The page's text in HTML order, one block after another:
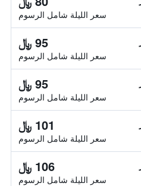
سعر الليلة شامل الرسوم
95 ﷼
سعر الليلة شامل الرسوم
95 ﷼
سعر الليلة شامل الرسوم
101 ﷼
سعر الليلة شامل الرسوم
106 ﷼
سعر الليلة شامل الرسوم